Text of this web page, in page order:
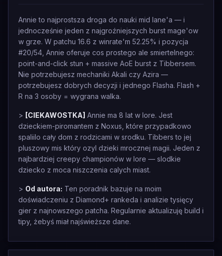
Annie to najprostsza droga do nauki mid lane'a — i
jednocześnie jeden z najgroźniejszych burst mage'ow
w grze. W patchu 16.6 z winrate'm 52.25% i pozycja
#20/54, Annie oferuje cos prostego ale smiertelnego:
point-and-click stun + massive AoE burst z Tibbersem.
Nie potrzebujesz mechaniki Akali czy Azira —
potrzebujesz dobrych decyzji i jednego Flasha. Flash +
R na 3 osoby = wygrana walka.
> [CIEKAWOSTKA] Annie ma 8 lat w lore. Jest
dzieckiem-piromantem z Noxus, które przypadkowo
spaliilo cały dom z rodzicami w srodku. Tibbers to jej
pluszowy mis który ozyl dzieki mrocznej magii. Jeden z
najbardziej creepy championów w lore — slodkie
dziecko z moca niszczenia calych miast.
> Od autora: Ten poradnik bazuje na moim
doświadczeniu z Diamond+ rankeda i analizie tysięcy
gier z najnowszego patcha. Regularnie aktualizuję build i
tipy, żebyś miał najświeższe dane.